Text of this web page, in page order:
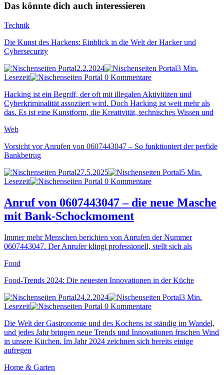
Das könnte dich auch interessieren
Technik
Die Kunst des Hackens: Einblick in die Welt der Hacker und
Cybersecurity
2.2.2024
3 Min.
Lesezeit
0 Kommentare
Hacking ist ein Begriff, der oft mit illegalen Aktivitäten und
Cyberkriminalität assoziiert wird. Doch Hacking ist weit mehr als
das. Es ist eine Kunstform, die Kreativität, technisches Wissen und
Web
Vorsicht vor Anrufen von 0607443047 – So funktioniert der perfide
Bankbetrug
27.5.2025
5 Min.
Lesezeit
0 Kommentare
Anruf von 0607443047 – die neue Masche
mit Bank-Schockmoment
Immer mehr Menschen berichten von Anrufen der Nummer
0607443047. Der Anrufer klingt professionell, stellt sich als
Food
Food-Trends 2024: Die neuesten Innovationen in der Küche
24.2.2024
3 Min.
Lesezeit
0 Kommentare
Die Welt der Gastronomie und des Kochens ist ständig im Wandel,
und jedes Jahr bringen neue Trends und Innovationen frischen Wind
in unsere Küchen. Im Jahr 2024 zeichnen sich bereits einige
aufregen
Home & Garten